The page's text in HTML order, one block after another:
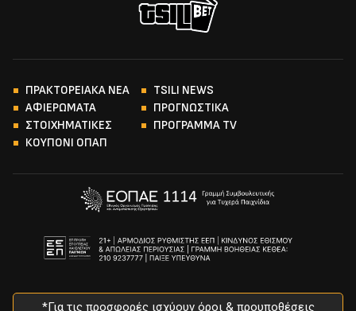
ΠΡΑΚΤΟΡΕΙΑΚΑ ΝΕΑ
TSILI NEWS
ΑΦΙΕΡΩΜΑΤΑ
ΠΡΟΓΝΩΣΤΙΚΑ
ΣΤΟΙΧΗΜΑΤΙΚΕΣ
ΠΡΟΓΡΑΜΜΑ TV
ΚΟΥΠΟΝΙ ΟΠΑΠ
*Για τις προσφορές ισχύουν όροι & προυποθέσεις